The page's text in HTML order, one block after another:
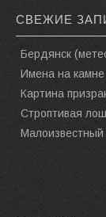
СВЕЖИЕ
Бердянск
Имена на камне
Картина
Строптивая
Малоизвестный